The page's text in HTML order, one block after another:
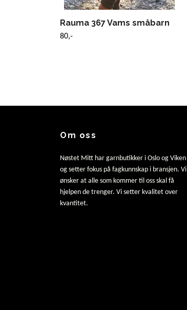
Rauma 367 Vams småbarn
80,-
Om oss
Nøstet Mitt har garnbutikker i Oslo og Viken
og setter fokus på fagkunnskap i bransjen. Vi
ønsker at alle som kommer til oss skal få
hjelpen de trenger. Vi setter kvalitet over
kvantitet.